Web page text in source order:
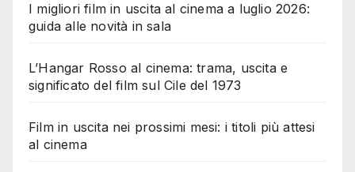
I migliori film in uscita al cinema a luglio 2026:
guida alle novità in sala
L’Hangar Rosso al cinema: trama, uscita e
significato del film sul Cile del 1973
Film in uscita nei prossimi mesi: i titoli più attesi
al cinema